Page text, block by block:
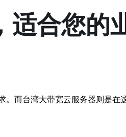
适合您的
而台湾大带宽云服务器则是在